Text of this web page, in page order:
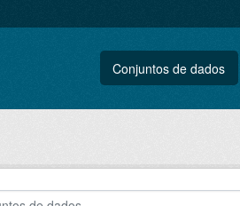
Conjuntos de dados